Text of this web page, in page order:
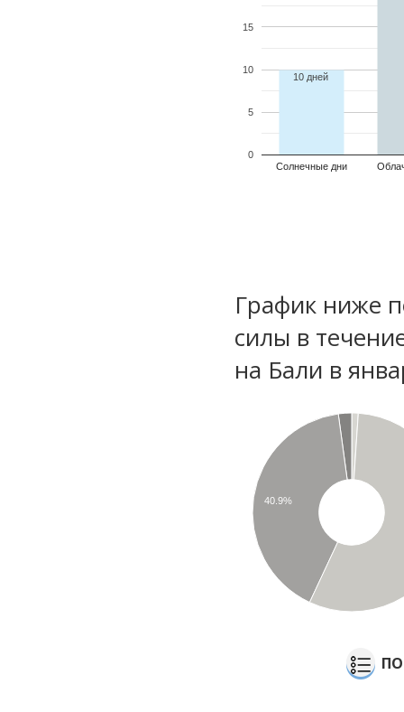
Солнечные дни
0
5
10
15
10 дней
График ниже
силы в
на Бали в
40.9%